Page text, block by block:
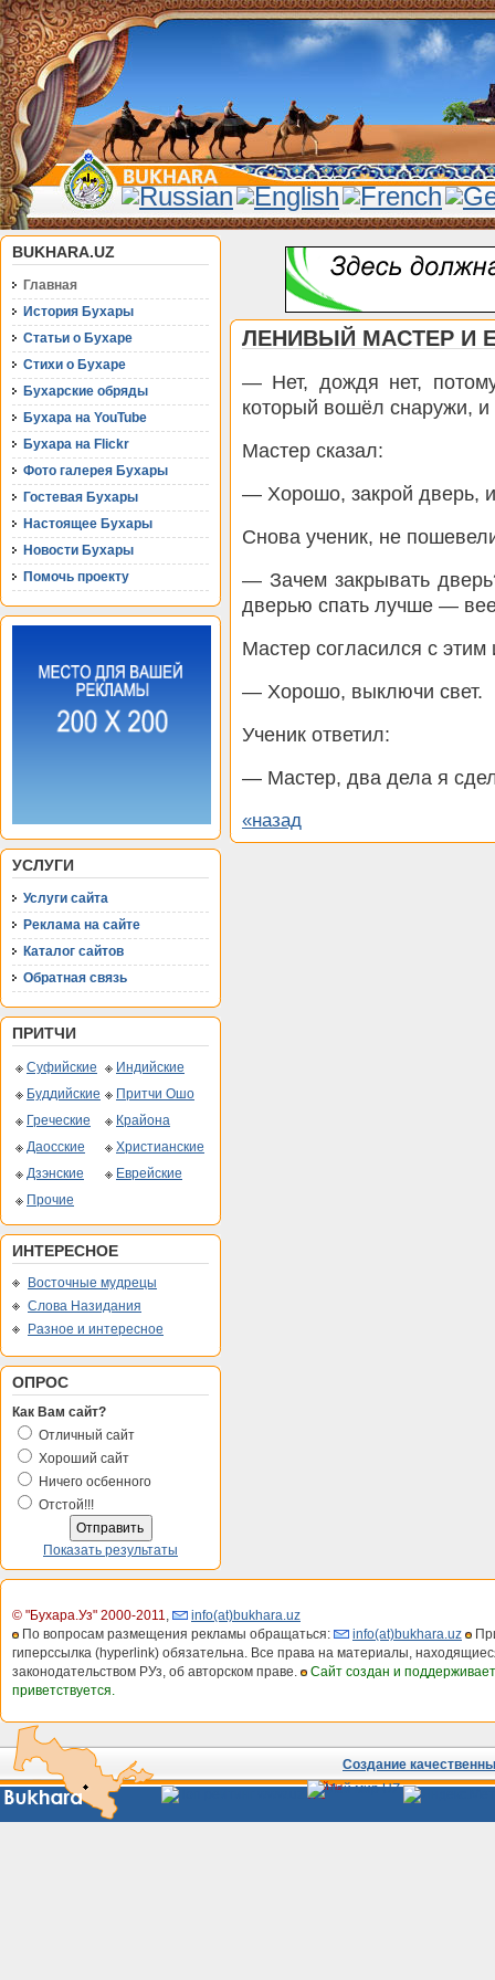
BUKHARA.UZ
Главная
История Бухары
Статьи о Бухаре
Стихи о Бухаре
Бухарские обряды
Бухара на YouTube
Бухара на Flickr
Фото галерея Бухары
Гостевая Бухары
Настоящее Бухары
Новости Бухары
Помочь проекту
УСЛУГИ
Услуги сайта
Реклама на сайте
Каталог сайтов
Обратная связь
ПРИТЧИ
Суфийские
Индийские
Буддийские
Притчи Ошо
Греческие
Крайона
Даосские
Христианские
Дзэнские
Еврейские
Прочие
ИНТЕРЕСНОЕ
Восточные мудрецы
Слова Назидания
Разное и интересное
ОПРОС
Как Вам сайт?
Отличный сайт
Хороший сайт
Ничего осбенного
Отстой!!!
Показать результаты
ЛЕНИВЫЙ МАСТЕР И
— Нет, дождя нет,
который вошёл снаружи,
Мастер сказал:
— Хорошо, закрой дверь,
Снова ученик, не
— Зачем закрывать
дверью спать лучше —
Мастер согласился с этим
— Хорошо, выключи свет.
Ученик ответил:
— Мастер, два дела я
«назад
© "Бухара.Уз" 2000-2011,
info(at)bukhara.uz
По вопросам размещения рекламы обращаться:
info(at)bukhara.uz
гиперссылка (hyperlink) обязательна. Все права на материалы,
законодательством РУз, об авторском праве.
Сайт создан и
приветствуется.
Создание
Сайты
Узбекистана